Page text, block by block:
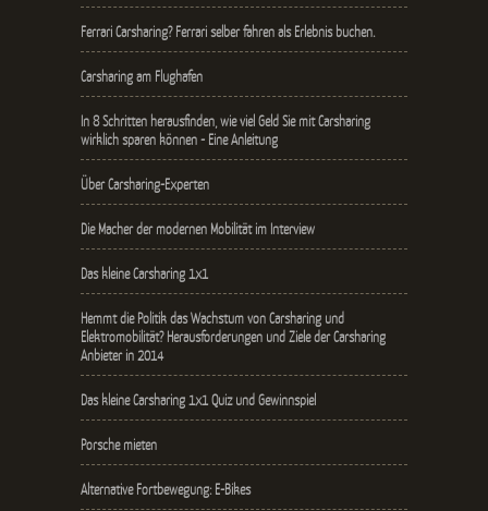
Ferrari Carsharing? Ferrari selber fahren als Erlebnis buchen.
Carsharing am Flughafen
In 8 Schritten herausfinden, wie viel Geld Sie mit Carsharing
wirklich sparen können - Eine Anleitung
Über Carsharing-Experten
Die Macher der modernen Mobilität im Interview
Das kleine Carsharing 1x1
Hemmt die Politik das Wachstum von Carsharing und
Elektromobilität? Herausforderungen und Ziele der Carsharing
Anbieter in 2014
Das kleine Carsharing 1x1 Quiz und Gewinnspiel
Porsche mieten
Alternative Fortbewegung: E-Bikes